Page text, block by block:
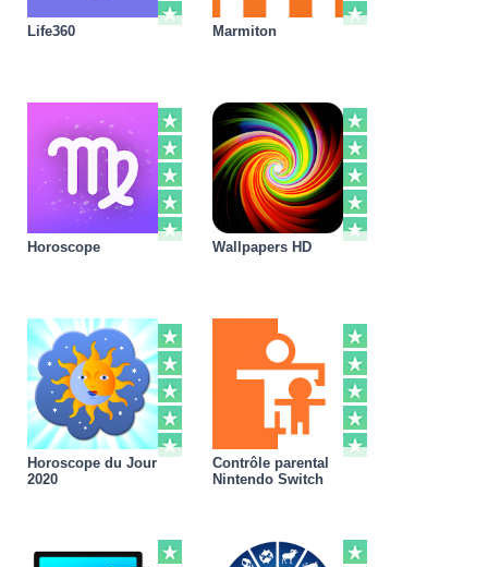
Life360 Marmiton
Horoscope Wallpapers HD
Horoscope du Jour
2020
Contrôle parental
Nintendo Switch